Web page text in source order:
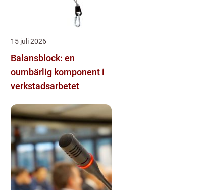
15 juli 2026
Balansblock: en
oumbärlig komponent i
verkstadsarbetet